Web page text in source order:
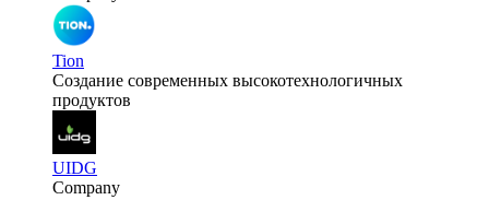
Tion
Создание современных высокотехнологичных
продуктов
UIDG
Company